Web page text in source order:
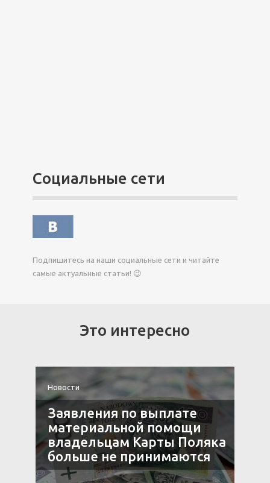
Социальные сети
Подпишитесь на наши социальные сети и читайте
самые актуальные статьи! 😉
Это интересно
Новости
Заявления по выплате
материальной помощи
владельцам Карты Поляка
больше не принимаются